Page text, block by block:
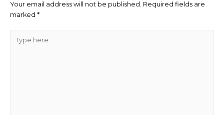
Your email address will not be published. Required fields are
marked *
here..